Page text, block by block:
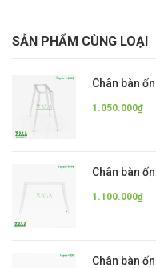
SẢN PHẨM CÙNG LOẠI
Chân bàn
1.050.000₫
Chân bàn
1.100.000₫
Chân bàn